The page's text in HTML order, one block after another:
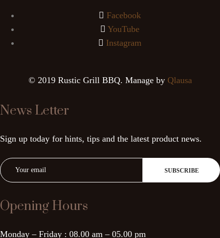
Facebook
YouTube
Instagram
© 2019 Rustic Grill BBQ. Manage by Qlausa
News Letter
Sign up today for hints, tips and the latest product news.
Opening Hours
Monday – Friday : 08.00 am – 05.00 pm